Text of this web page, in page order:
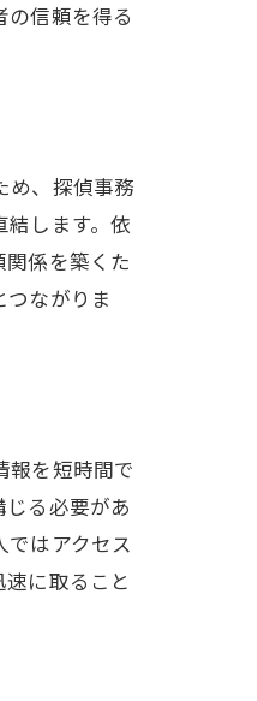
信頼を得る
め、探偵事務
します。依
係を築くた
ながりま
報を短時間で
る必要があ
はアクセス
に取ること